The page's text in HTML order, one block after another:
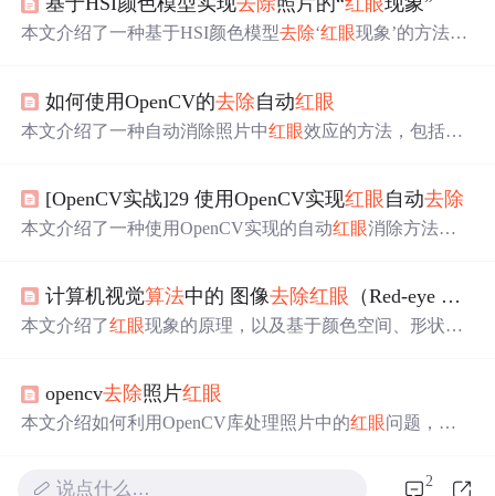
本文介绍了一种基于HSI颜色模型去除‘红眼现象’的方法。
操作。
如何使用OpenCV的去除自动红眼
本文介绍了一种自动消除照片中红眼效应的方法，包括眼
[OpenCV实战]29 使用OpenCV实现红眼自动去除
本文介绍了一种使用OpenCV实现的自动红眼消除方法，
计算机视觉算法中的 图像去除红眼 （Red-eye Removal）
本文介绍了红眼现象的原理，以及基于颜色空间、形状分
发展趋势。
opencv去除照片红眼
本文介绍如何利用OpenCV库处理照片中的红眼问题，通
说点什么… 2